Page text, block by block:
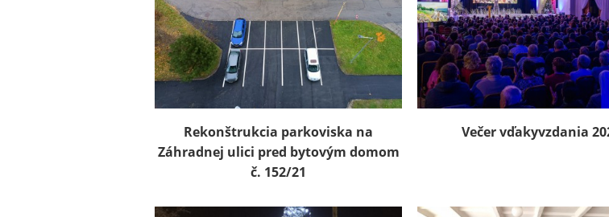
Rekonštrukcia parkoviska na
Záhradnej ulici pred bytovým domom
č. 152/21
Večer vďakyvzdania